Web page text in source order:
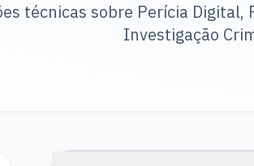
técnicas sobre Perícia Digital,
Investigação